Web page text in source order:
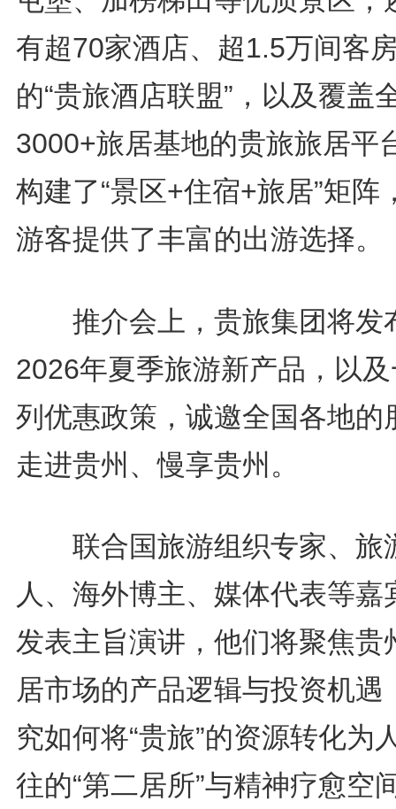
有超70家酒店、超1.5万间客
的“贵旅酒店联盟”，以及覆盖
3000+旅居基地的贵旅旅居平
构建了“景区+住宿+旅居”矩阵
游客提供了丰富的出游选择。
推介会上，贵旅集团将发
2026年夏季旅游新产品，以
列优惠政策，诚邀全国各地的
走进贵州、慢享贵州。
联合国旅游组织专家、旅
人、海外博主、媒体代表等嘉
发表主旨演讲，他们将聚焦贵
居市场的产品逻辑与投资机遇
究如何将“贵旅”的资源转化为
往的“第二居所”与精神疗愈空